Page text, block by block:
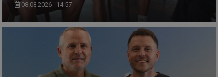
08.08.2026 - 14:57